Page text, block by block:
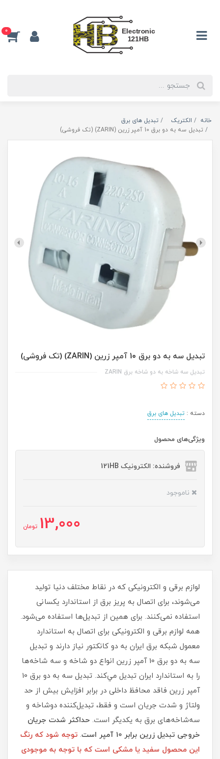
0
خانه الکتریک
تبدیل‌ های برق
تبدیل سه به دو برق 10 آمپر زرین (ZARIN) (تک فروشی)
تبدیل سه به دو برق 10 آمپر زرین (ZARIN) (تک فروشی)
تبدیل سه شاخه به دو شاخه برق ZARIN
دسته : تبدیل‌ های برق
ویژگی‌های محصول
فروشنده: الکترونیک 121HB
ناموجود
13,000 تومان
لوازم برقی و الکترونیکی که در نقاط مختلف دنیا تولید
می‌شوند، برای اتصال به پریز برق از استاندارد یکسانی
استفاده نمی‌کنند. برای همین از تبدیل‌ها استفاده می‌شود.
همه لوازم برقی و الکترونیکی برای اتصال به استاندارد
معمول شبکه برق ایران به دو کانکتور نیاز دارند و تبدیل
سه به دو برق 10 آمپر زرین انواع دو شاخه و سه شاخه‌ها
را به استاندارد ايران تبديل مي‌كند. تبدیل سه به دو برق 10
آمپر زرین فاقد محافظ داخلی در برابر افزایش بیش از حد
ولتاژ و شدت جریان است و فقط، تبدیل‌کننده دوشاخه و
سه‌شاخه‌های برق به یکدیگر است. حداکثر شدت جریان
خروجی تبدیل زرین برابر 10 آمپر است
. توجه شود که رنگ
این محصول سفید یا مشکی است که با توجه به موجودی